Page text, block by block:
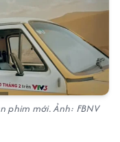
phim mới. Ảnh: FBNV